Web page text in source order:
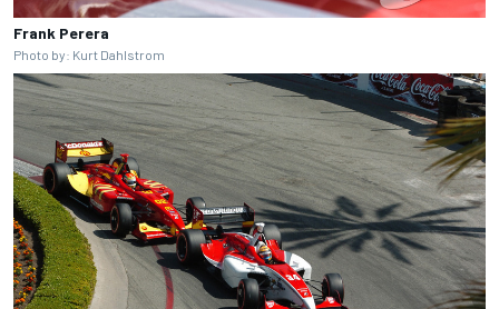
Frank Perera
Photo by: Kurt Dahlstrom